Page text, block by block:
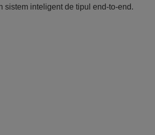
sistem inteligent de tipul end-to-end.